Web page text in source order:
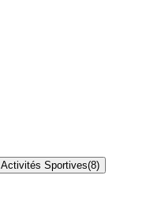
Activités Sportives(8)